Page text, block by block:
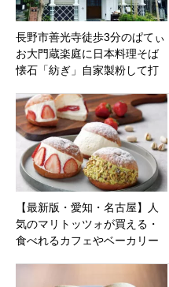
長野市善光寺徒歩3分のぱてぃ
お大門蔵楽庭に日本料理そば
懐石「紡ぎ」自家製粉して打
野菜を提供
【最新版・愛知・名古屋】人
気のマリトッツォが買える・
食べれるカフェやベーカリー